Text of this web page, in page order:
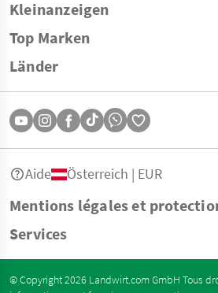
Kleinanzeigen
Top Marken
Länder
Mentions légales et
Services
Aide Österreich | EUR
© Copyright 2026 Landwirt.com GmbH Tous